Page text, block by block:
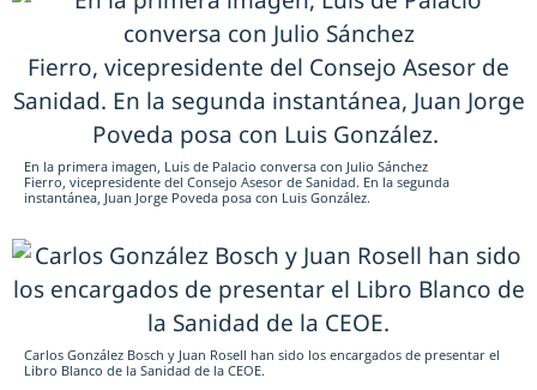
En la primera imagen, Luis de Palacio conversa con Julio Sánchez
Fierro, vicepresidente del Consejo Asesor de Sanidad. En la segunda
instantánea, Juan Jorge Poveda posa con Luis González.
Carlos González Bosch y Juan Rosell han sido los encargados de presentar el
Libro Blanco de la Sanidad de la CEOE.